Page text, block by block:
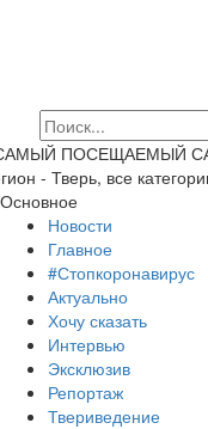
ПОСЕЩАЕМЫЙ
- Тверь, все
Основное
Новости
Главное
#Стопкоронавирус
Актуально
Хочу сказать
Интервью
Эксклюзив
Репортаж
Твериведение